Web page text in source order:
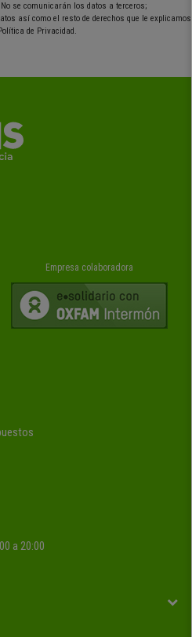
se comunicarán los datos a terceros;
así como el resto de derechos que le explicamos
de Privacidad.
Empresa colaboradora
a 20:00